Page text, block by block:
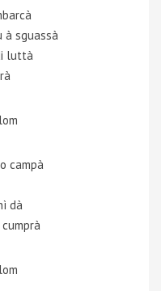
à sguassà
luttà
campà
dà